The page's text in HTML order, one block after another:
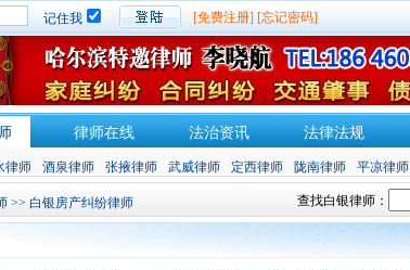
记住我 [免费注册] [忘记密码]
律师在线 法治资讯 法律法规
律师 酒泉律师 张掖律师 武威律师 定西律师 陇南律师 平凉律师
>> 白银房产纠纷律师 查找白银律师：